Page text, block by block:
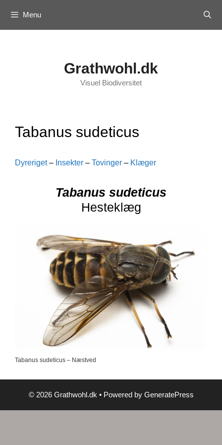
content
Menu
Grathwohl.dk
Visuel Biodiversitet
Tabanus sudeticus
Dyreriget– Insekter – Tovinger – Klæger
Tabanus sudeticus
Hesteklæg
Tabanus sudeticus – Næstved
© 2026 Grathwohl.dk • Powered by GeneratePress